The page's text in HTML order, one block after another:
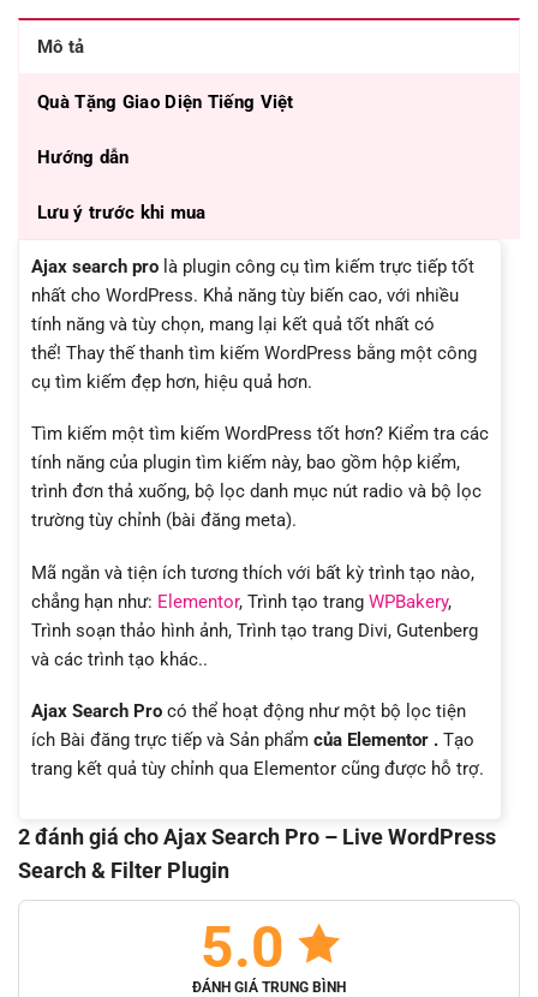
Mô tả
Quà Tặng Giao Diện Tiếng Việt
Hướng dẫn
Lưu ý trước khi mua
Ajax search pro là plugin công cụ tìm kiếm trực tiếp tốt
nhất cho WordPress. Khả năng tùy biến cao, với nhiều
tính năng và tùy chọn, mang lại kết quả tốt nhất có
thể! Thay thế thanh tìm kiếm WordPress bằng một công
cụ tìm kiếm đẹp hơn, hiệu quả hơn.
Tìm kiếm một tìm kiếm WordPress tốt hơn? Kiểm tra các
tính năng của plugin tìm kiếm này, bao gồm hộp kiểm,
trình đơn thả xuống, bộ lọc danh mục nút radio và bộ lọc
trường tùy chỉnh (bài đăng meta).
Mã ngắn và tiện ích tương thích với bất kỳ trình tạo nào,
chẳng hạn như: Elementor, Trình tạo trang WPBakery,
Trình soạn thảo hình ảnh, Trình tạo trang Divi, Gutenberg
và các trình tạo khác..
Ajax Search Pro có thể hoạt động như một bộ lọc tiện
ích Bài đăng trực tiếp và Sản phẩm của Elementor . Tạo
trang kết quả tùy chỉnh qua Elementor cũng được hỗ trợ.
2 đánh giá choAjax Search Pro – Live WordPress
Search & Filter Plugin
5.0
ĐÁNH GIÁ TRUNG BÌNH